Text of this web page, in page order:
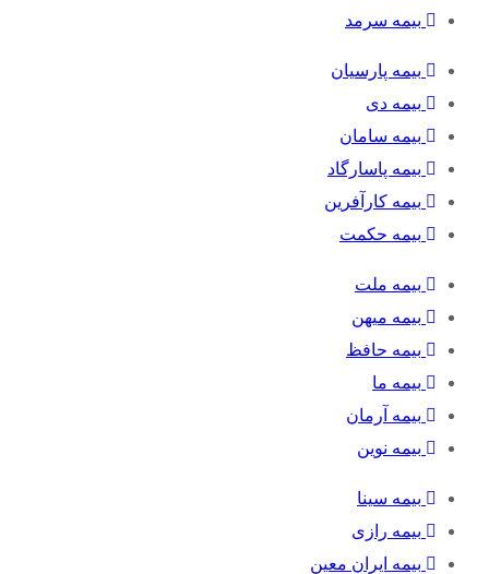
بیمه سرمد
بیمه پارسیان
بیمه دی
بیمه سامان
بیمه پاسارگاد
بیمه کارآفرین
بیمه حکمت
بیمه ملت
بیمه میهن
بیمه حافظ
بیمه ما
بیمه آرمان
بیمه نوین
بیمه سینا
بیمه رازی
بیمه ایران معین